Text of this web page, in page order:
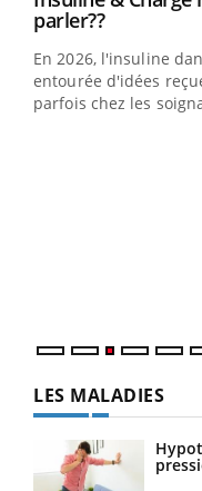
parler??Youtube
En 2026, l'insuline
entourée d'idées
parfois chez les
LES MALADIES